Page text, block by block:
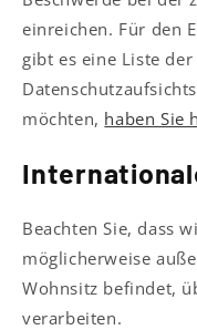
einreichen. Für den
gibt es eine Liste
möchten, haben Sie
Beachten Sie, dass
möglicherweise
Wohnsitz befindet,
verarbeiten.